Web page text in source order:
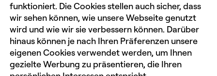
funktioniert. Die Cookies stellen auch sicher, dass
wir sehen können, wie unsere Webseite genutzt
wird und wie wir sie verbessern können. Darüber
hinaus können je nach Ihren Präferenzen unsere
eigenen Cookies verwendet werden, um Ihnen
gezielte Werbung zu präsentieren, die Ihren